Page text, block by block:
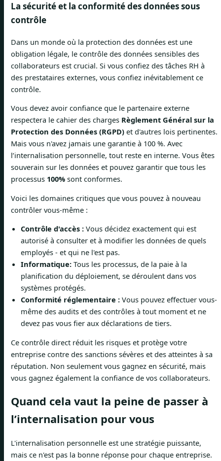
La sécurité et la conformité des données sous
contrôle
Dans un monde où la protection des données est une
obligation légale, le contrôle des données sensibles des
collaborateurs est crucial. Si vous confiez des tâches RH à
des prestataires externes, vous confiez inévitablement ce
contrôle.
Vous devez avoir confiance que le partenaire externe
respectera le cahier des charges Règlement Général sur la
Protection des Données (RGPD) et d'autres lois pertinentes.
Mais vous n'avez jamais une garantie à 100 %. Avec
l’internalisation personnelle, tout reste en interne. Vous êtes
souverain sur les données et pouvez garantir que tous les
processus 100% sont conformes.
Voici les domaines critiques que vous pouvez à nouveau
contrôler vous-même :
Contrôle d'accès : Vous décidez exactement qui est
autorisé à consulter et à modifier les données de quels
employés - et qui ne l'est pas.
Informatique: Tous les processus, de la paie à la
planification du déploiement, se déroulent dans vos
systèmes protégés.
Conformité réglementaire : Vous pouvez effectuer vous-
même des audits et des contrôles à tout moment et ne
devez pas vous fier aux déclarations de tiers.
Ce contrôle direct réduit les risques et protège votre
entreprise contre des sanctions sévères et des atteintes à sa
réputation. Non seulement vous gagnez en sécurité, mais
vous gagnez également la confiance de vos collaborateurs.
Quand cela vaut la peine de passer à
l’internalisation pour vous
L'internalisation personnelle est une stratégie puissante,
mais ce n'est pas la bonne réponse pour chaque entreprise.